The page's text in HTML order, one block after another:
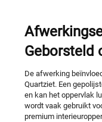
Geborsteld
De afwerking
Quartziet. Een
en kan het oppervlak
wordt vaak gebruikt
premium